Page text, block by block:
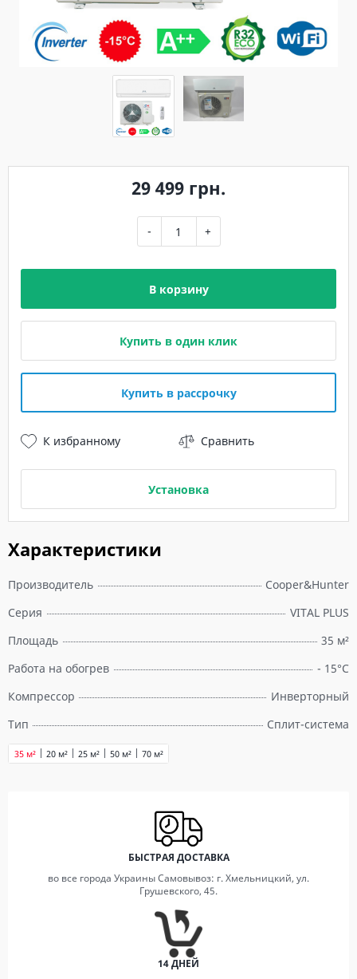
Характеристики
Производитель
Cooper&Hunter
Серия
VITAL PLUS
Площадь
35 м²
Работа на обогрев
- 15°С
Компрессор
Инверторный
Тип
Сплит-система
20 м² 25 м²
35 м² 50 м² 70 м²
29 499 грн.
- +
В корзину
Купить в один клик
Купить в рассрочку
К избранному Сравнить
Установка
БЫСТРАЯ ДОСТАВКА
во все города Украины Самовывоз: г. Хмельницкий, ул.
Грушевского, 45.
14 ДНЕЙ